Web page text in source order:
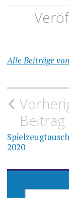
Alle Beiträge
Beitrag
2020